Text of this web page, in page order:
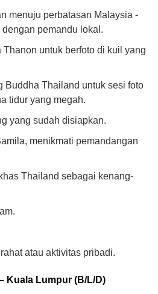
menuju perbatasan Malaysia -
pemandu lokal.
Thanon untuk berfoto di kuil yang
Buddha Thailand untuk sesi foto
tidur yang megah.
yang sudah disiapkan.
menikmati pemandangan
Thailand sebagai kenang-
atau aktivitas pribadi.
Kuala Lumpur (B/L/D)